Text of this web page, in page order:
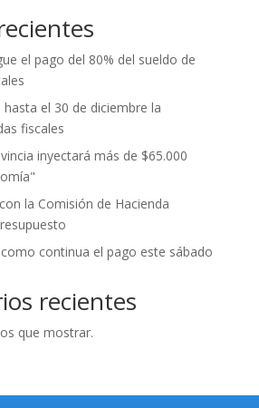
el pago del 80% del sueldo de
el 30 de diciembre la
fiscales
inyectará más de $65.000
la Comisión de Hacienda
continua el pago este sábado
recientes
que mostrar.